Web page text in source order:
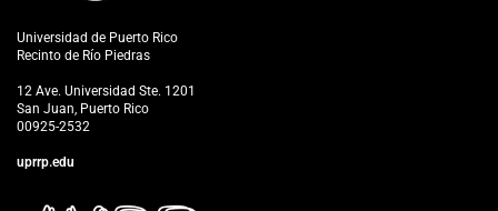
Universidad de Puerto Rico
Recinto de Río Piedras
12 Ave. Universidad Ste. 1201
San Juan, Puerto Rico
00925-2532
uprrp.edu